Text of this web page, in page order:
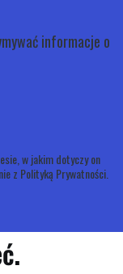
informacje o
w jakim dotyczy on
z Polityką Prywatności.